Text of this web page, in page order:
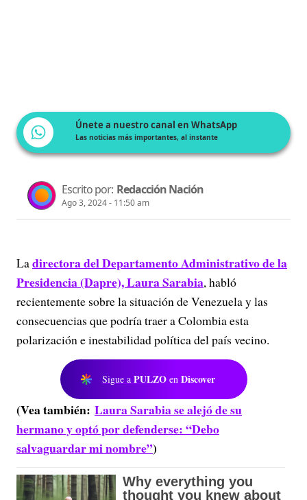
Únete a nuestro canal en WhatsApp
Las noticias más importantes, al instante
Escrito por: Redacción Nación
Ago 3, 2024 - 11:50 am
Ladirectora del Departamento Administrativo de la
Presidencia (Dapre), Laura Sarabia, habló
recientemente sobre la situación de Venezuela y las
consecuencias que podría traer a Colombia esta
polarización e inestabilidad política del país vecino.
Sigue a PULZO en Discover
(Vea también: Laura Sarabia se alejó de su
hermano y optó por defenderse: “Debo
salvaguardar mi nombre”)